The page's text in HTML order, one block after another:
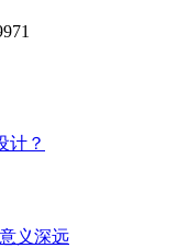
计？
义深远